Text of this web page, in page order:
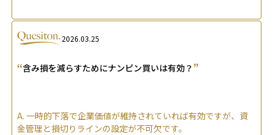
2026.03.25
“含み損を減らすためにナンピン買いは有効？ ”
A. 一時的下落で企業価値が維持されていれば有効ですが、資
金管理と損切りラインの設定が不可欠です。